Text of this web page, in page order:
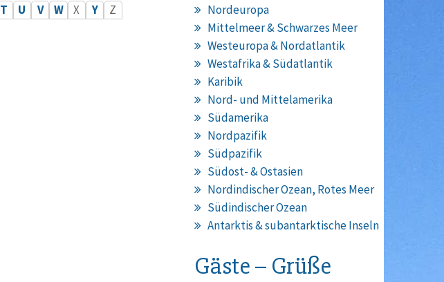
T U V W X Y Z
Nordeuropa
Mittelmeer & Schwarzes Meer
Westeuropa & Nordatlantik
Westafrika & Südatlantik
Karibik
Nord- und Mittelamerika
Südamerika
Nordpazifik
Südpazifik
Südost- & Ostasien
Nordindischer Ozean, Rotes Meer
Südindischer Ozean
Antarktis & subantarktische Inseln
Gäste – Grüße